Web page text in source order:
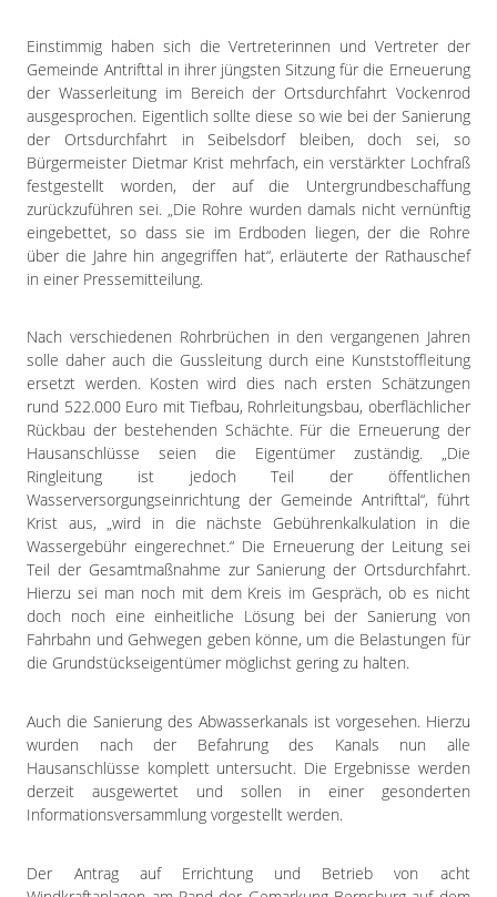
Einstimmig haben sich die Vertreterinnen und Vertreter der
Gemeinde Antrifttal in ihrer jüngsten Sitzung für die Erneuerung
der Wasserleitung im Bereich der Ortsdurchfahrt Vockenrod
ausgesprochen. Eigentlich sollte diese so wie bei der Sanierung
der Ortsdurchfahrt in Seibelsdorf bleiben, doch sei, so
Bürgermeister Dietmar Krist mehrfach, ein verstärkter Lochfraß
festgestellt worden, der auf die Untergrundbeschaffung
zurückzuführen sei. „Die Rohre wurden damals nicht vernünftig
eingebettet, so dass sie im Erdboden liegen, der die Rohre
über die Jahre hin angegriffen hat“, erläuterte der Rathauschef
in einer Pressemitteilung.
Nach verschiedenen Rohrbrüchen in den vergangenen Jahren
solle daher auch die Gussleitung durch eine Kunststoffleitung
ersetzt werden. Kosten wird dies nach ersten Schätzungen
rund 522.000 Euro mit Tiefbau, Rohrleitungsbau, oberflächlicher
Rückbau der bestehenden Schächte. Für die Erneuerung der
Hausanschlüsse seien die Eigentümer zuständig. „Die
Ringleitung ist jedoch Teil der öffentlichen
Wasserversorgungseinrichtung der Gemeinde Antrifttal“, führt
Krist aus, „wird in die nächste Gebührenkalkulation in die
Wassergebühr eingerechnet.“ Die Erneuerung der Leitung sei
Teil der Gesamtmaßnahme zur Sanierung der Ortsdurchfahrt.
Hierzu sei man noch mit dem Kreis im Gespräch, ob es nicht
doch noch eine einheitliche Lösung bei der Sanierung von
Fahrbahn und Gehwegen geben könne, um die Belastungen für
die Grundstückseigentümer möglichst gering zu halten.
Auch die Sanierung des Abwasserkanals ist vorgesehen. Hierzu
wurden nach der Befahrung des Kanals nun alle
Hausanschlüsse komplett untersucht. Die Ergebnisse werden
derzeit ausgewertet und sollen in einer gesonderten
Informationsversammlung vorgestellt werden.
Der Antrag auf Errichtung und Betrieb von acht